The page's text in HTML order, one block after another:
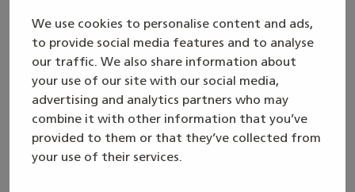
We use cookies to personalise content and ads,
to provide social media features and to analyse
our traffic. We also share information about
your use of our site with our social media,
advertising and analytics partners who may
combine it with other information that you’ve
provided to them or that they’ve collected from
your use of their services.
bland annat i avfallshantering, återvinning,
kemikaliesäkerhet, upphandlingar och grenarnas
egna ansvarslöften. I varje tävlingsgren funderar
man på hur miljöbelastningen kan minskas,
samtidigt som framtidens proffs lär sig hållbara
arbetssätt inom sitt eget yrkesområde.